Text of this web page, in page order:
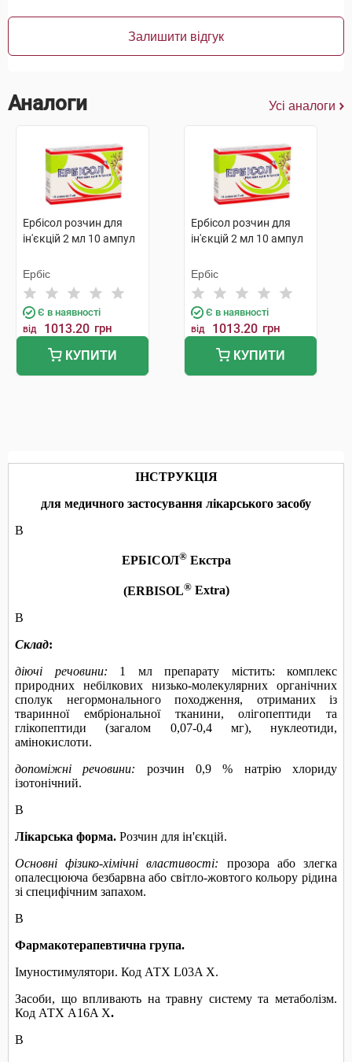
Залишити відгук
Аналоги Усі аналоги
Ербісол розчин для
ін'єкцій 2 мл 10 ампул
Ербіс
Є в наявності
від 1013.20 грн
КУПИТИ
Ербісол розчин для
ін'єкцій 2 мл 10 ампул
Ербіс
Є в наявності
від 1013.20 грн
КУПИТИ